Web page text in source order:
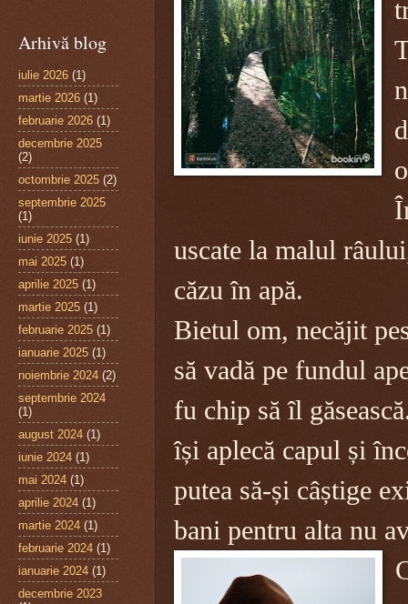
uscate la malul
căzu în apă.
Bietul om, necăjit
să vadă pe fundul
fu chip să îl
își aplecă capul și
putea să-și câștige
bani pentru alta nu
Arhivă blog
iulie 2026 (1)
martie 2026 (1)
februarie 2026 (1)
decembrie 2025
(2)
octombrie 2025 (2)
septembrie 2025
(1)
iunie 2025 (1)
mai 2025 (1)
aprilie 2025 (1)
martie 2025 (1)
februarie 2025 (1)
ianuarie 2025 (1)
noiembrie 2024 (2)
septembrie 2024
(1)
august 2024 (1)
iunie 2024 (1)
mai 2024 (1)
aprilie 2024 (1)
martie 2024 (1)
februarie 2024 (1)
ianuarie 2024 (1)
decembrie 2023